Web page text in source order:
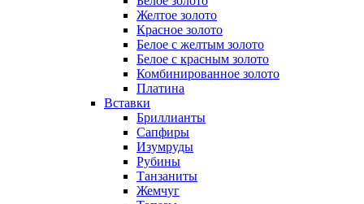
Желтое золото
Красное золото
Белое с желтым золото
Белое с красным золото
Комбинированное золото
Платина
Вставки
Бриллианты
Сапфиры
Изумруды
Рубины
Танзаниты
Жемчуг